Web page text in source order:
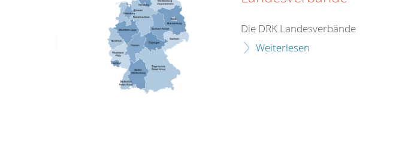
Die DRK Landesverbände
Weiterlesen